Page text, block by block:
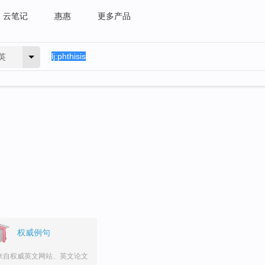
云笔记 惠惠 更多产品
权威例句
自权威英文网站、英文论文